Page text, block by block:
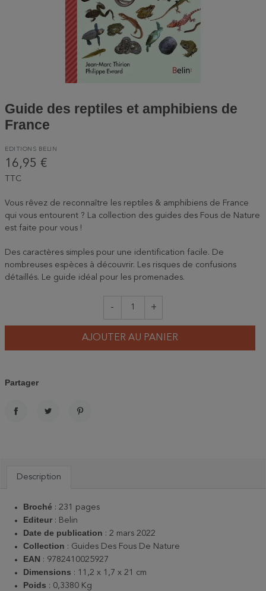
Guide des reptiles et amphibiens de
France
EDITIONS BELIN
16,95 €
TTC
Vous rêvez de reconnaître les reptiles & amphibiens de France
qui vous entourent ? La collection des guides des Fous de Nature
est faite pour vous !
Des caractères simples pour une identification facile. De
nombreuses espèces à découvrir. Les risques de confusions
détaillés. Le guide idéal pour les promenades.
- +
AJOUTER AU PANIER
Partager
Description
Broché : 231 pages
Editeur : Belin
Date de publication : 2 mars 2022
Collection : Guides Des Fous De Nature
EAN : 9782410025927
Dimensions : 11,2 x 1,7 x 21 cm
Poids : 0,3380 Kg